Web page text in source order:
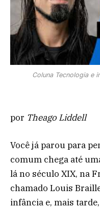
Coluna Tecnologia e
por Theago Liddell
Você já parou para
comum chega até
lá no século XIX, na
chamado Louis
infância e, mais